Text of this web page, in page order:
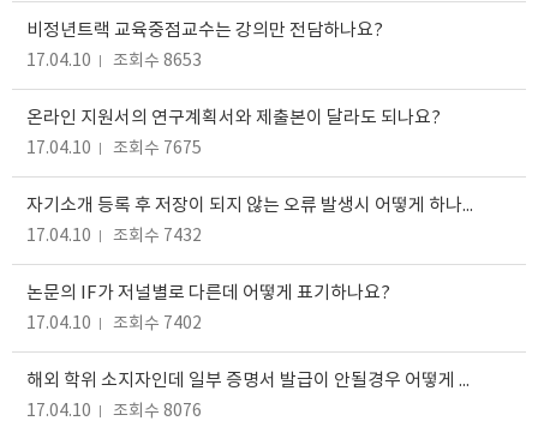
비정년트랙 교육중점교수는 강의만 전담하나요?
17.04.10 조회수 8653
온라인 지원서의 연구계획서와 제출본이 달라도 되나요?
17.04.10 조회수 7675
자기소개 등록 후 저장이 되지 않는 오류 발생시 어떻게 하나요?
17.04.10 조회수 7432
논문의 IF가 저널별로 다른데 어떻게 표기하나요?
17.04.10 조회수 7402
해외 학위 소지자인데 일부 증명서 발급이 안될경우 어떻게 하나요?
17.04.10 조회수 8076